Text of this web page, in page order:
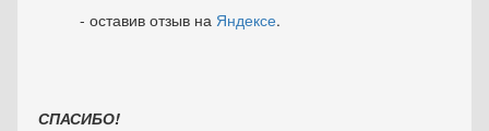
- оставив отзыв на Яндексе.
СПАСИБО!